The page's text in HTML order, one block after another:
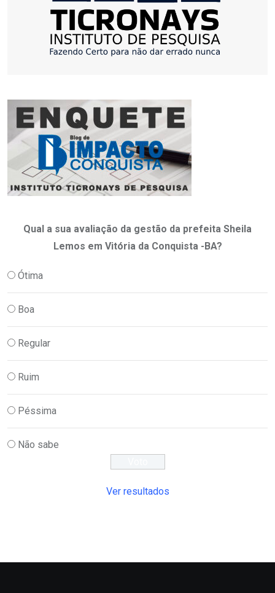
Qual a sua avaliação da gestão da prefeita Sheila
Lemos em Vitória da Conquista -BA?
Ótima
Boa
Regular
Ruim
Péssima
Não sabe
Ver resultados